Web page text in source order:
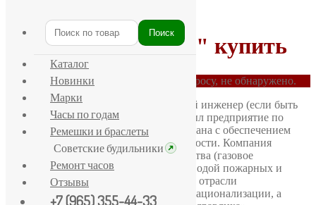
Часы СССР "ЭЧЛ" купить
Товаров, соответствующих вашему запросу, не обнаружено.
В Санкт-Петербурге в 1877 г. немецкий инженер (если быть
точнее, то саксонец) Курт Зигель открыл предприятие по
изготовлению продукции, которая связана с обеспечением
газа и воды в хозяйстве и промышленности. Компания
производила самые различные устройства (газовое
оборудование, прачечные, оснащение водой пожарных и
прочее). После переворота в 1917 г. все отрасли
промышленности прошли процедуру национализации, а
Искать: Поиск
Каталог
Новинки
Марки
Часы по годам
Ремешки и браслеты
Советские будильники
Ремонт часов
Отзывы
+7 (965) 355-44-33